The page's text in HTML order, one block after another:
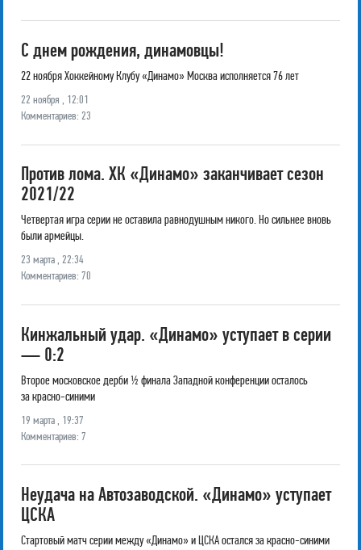
С днем рождения, динамовцы!
22 ноября Хоккейному Клубу «Динамо» Москва исполняется 76 лет
22 ноября , 12:01
Комментариев: 23
Против лома. ХК «Динамо» заканчивает сезон
2021/22
Четвертая игра серии не оставила равнодушным никого. Но сильнее вновь
были армейцы.
23 марта , 22:34
Комментариев: 70
Кинжальный удар. «Динамо» уступает в серии
— 0:2
Второе московское дерби ½ финала Западной конференции осталось
за красно-синими
19 марта , 19:37
Комментариев: 7
Неудача на Автозаводской. «Динамо» уступает
ЦСКА
Стартовый матч серии между «Динамо» и ЦСКА остался за красно-синими